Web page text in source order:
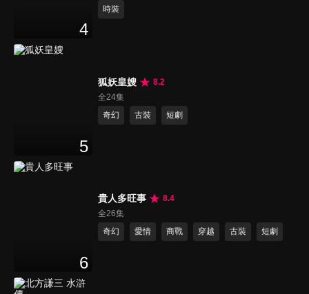
4
時裝
5
狐妖皇嫂
8.2
全24集
奇幻
古裝 短劇
6
貴人多旺事
8.4
全26集
奇幻
愛情 商戰 穿越 古裝 短劇